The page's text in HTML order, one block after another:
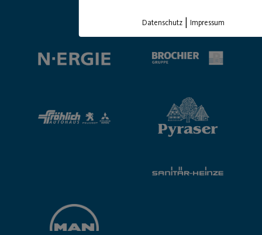
Datenschutz |Impressum